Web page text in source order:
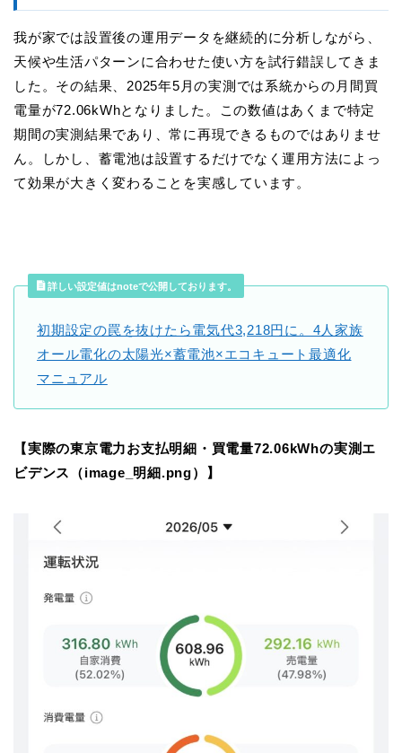
我が家では設置後の運用データを継続的に分析しながら、
天候や生活パターンに合わせた使い方を試行錯誤してきま
した。その結果、2025年5月の実測では系統からの月間買
電量が72.06kWhとなりました。この数値はあくまで特定
期間の実測結果であり、常に再現できるものではありませ
ん。しかし、蓄電池は設置するだけでなく運用方法によっ
て効果が大きく変わることを実感しています。
詳しい設定値はnoteで公開しております。
初期設定の罠を抜けたら電気代3,218円に。4人家族
オール電化の太陽光×蓄電池×エコキュート最適化
マニュアル
【実際の東京電力お支払明細・買電量72.06kWhの実測エ
ビデンス（image_明細.png）】